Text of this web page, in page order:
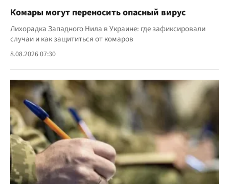
Комары могут переносить опасный вирус
Лихорадка Западного Нила в Украине: где зафиксировали
случаи и как защититься от комаров
8.08.2026 07:30